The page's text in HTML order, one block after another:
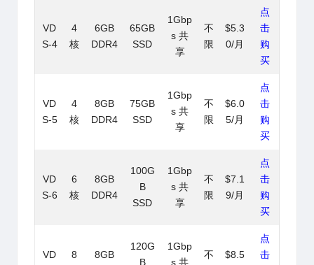
VD
S-4
4
核
6GB
DDR4
65GB
SSD
1Gbp
s 共
享
不
限
$5.3
0/月
点
击
购
买
VD
S-5
4
核
8GB
DDR4
75GB
SSD
1Gbp
s 共
享
不
限
$6.0
5/月
点
击
购
买
VD
S-6
6
核
8GB
DDR4
100G
B
SSD
1Gbp
s 共
享
不
限
$7.1
9/月
点
击
购
买
VD 8 8GB
120G
B
1Gbp
s 共
不 $8.5
点
击